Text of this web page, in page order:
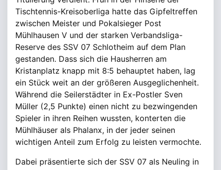
Tischtennis-Kreisoberliga hatte das Gipfeltreffen
zwischen Meister und Pokalsieger Post
Mühlhausen V und der starken Verbandsliga-
Reserve des SSV 07 Schlotheim auf dem Plan
gestanden. Dass sich die Hausherren am
Kristanplatz knapp mit 8:5 behauptet haben, lag
ein Stück weit an der größeren Ausgeglichenheit.
Während die Seilerstädter in Ex-Postler Sven
Müller (2,5 Punkte) einen nicht zu bezwingenden
Spieler in ihren Reihen wussten, konterten die
Mühlhäuser als Phalanx, in der jeder seinen
wichtigen Anteil zum Erfolg zu leisten vermochte.
Dabei präsentierte sich der SSV 07 als Neuling in